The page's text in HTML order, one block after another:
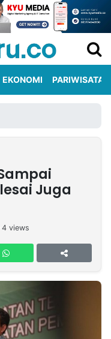
EKONOMI PARIWISATA
Juga
4 views